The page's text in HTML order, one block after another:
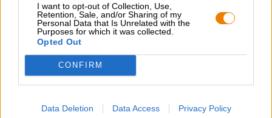
I want to opt-out of Collection, Use,
Retention, Sale, and/or Sharing of my
Personal Data that Is Unrelated with the
Purposes for which it was collected.
Opted Out
CONFIRM
Data Deletion Data Access Privacy Policy
Ausverkauft
cannonball
Magic Rock Brewing
Item-no. 13032001
0,33 L DOSE - € 11,82 / LTR